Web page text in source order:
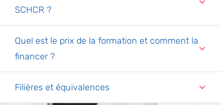
SCHCR ?
Quel est le prix de la formation et comment la
financer ?
Filières et équivalences